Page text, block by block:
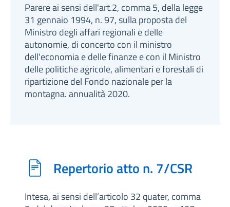
Parere ai sensi dell'art.2, comma 5, della legge
31 gennaio 1994, n. 97, sulla proposta del
Ministro degli affari regionali e delle
autonomie, di concerto con il ministro
dell'economia e delle finanze e con il Ministro
delle politiche agricole, alimentari e forestali di
ripartizione del Fondo nazionale per la
montagna. annualità 2020.
Repertorio atto n. 7/CSR
Intesa, ai sensi dell’articolo 32 quater, comma